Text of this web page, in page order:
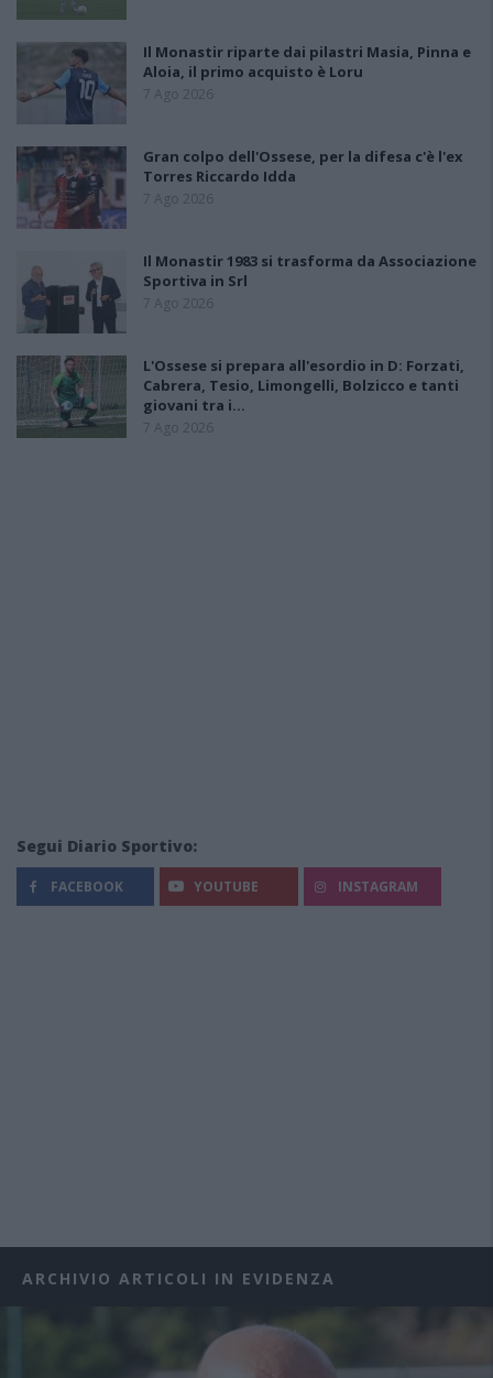
Il Monastir riparte dai pilastri Masia, Pinna e
Aloia, il primo acquisto è Loru
7 Ago 2026
Gran colpo dell'Ossese, per la difesa c'è l'ex
Torres Riccardo Idda
7 Ago 2026
Il Monastir 1983 si trasforma da Associazione
Sportiva in Srl
7 Ago 2026
L'Ossese si prepara all'esordio in D: Forzati,
Cabrera, Tesio, Limongelli, Bolzicco e tanti
giovani tra i…
7 Ago 2026
Segui Diario Sportivo:
FACEBOOK YOUTUBE INSTAGRAM
ARCHIVIO ARTICOLI IN EVIDENZA